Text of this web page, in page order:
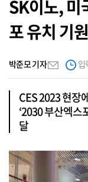
SK이노, 미
포 유치 기
박준모 기자 입
CES 2023 현장
‘2030 부산엑스
달